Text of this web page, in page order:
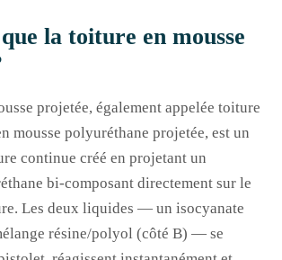
la toiture en mousse
projetée, également appelée toiture
mousse polyuréthane projetée, est un
continue créé en projetant un
bi-composant directement sur le
Les deux liquides — un isocyanate
résine/polyol (côté B) — se